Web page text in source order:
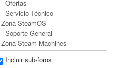
Incluir sub-foros